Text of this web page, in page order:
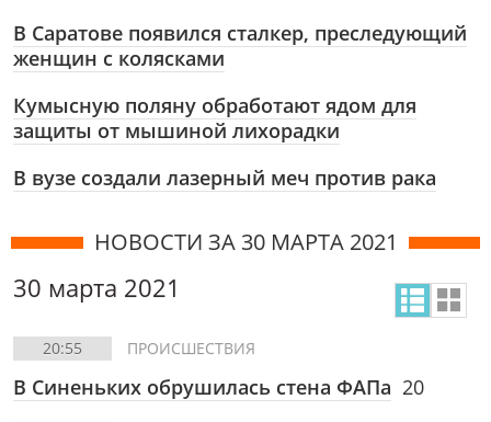
В Саратове появился сталкер, преследующий
женщин с колясками
Кумысную поляну обработают ядом для
защиты от мышиной лихорадки
В вузе создали лазерный меч против рака
НОВОСТИ ЗА 30 МАРТА 2021
30 марта 2021
20:55 ПРОИСШЕСТВИЯ
В Синеньких обрушилась стена ФАПа 20